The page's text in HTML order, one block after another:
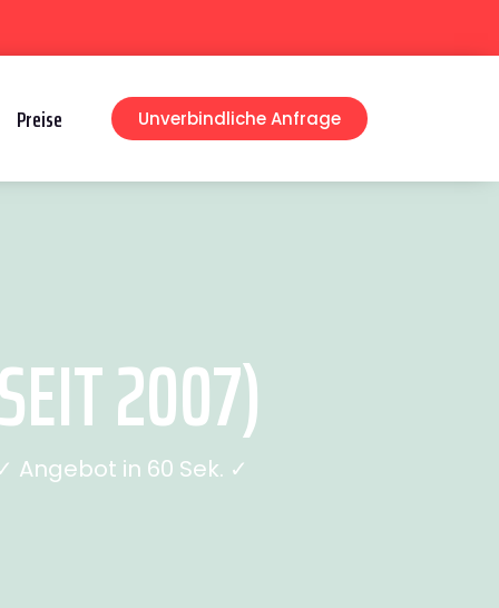
Preise Unverbindliche Anfrage
2007)
Angebot in 60 Sek. ✓